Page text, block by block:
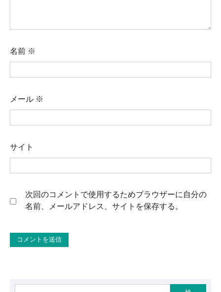
名前 ※
メール ※
サイト
次回のコメントで使用するためブラウザーに自分の
名前、メールアドレス、サイトを保存する。